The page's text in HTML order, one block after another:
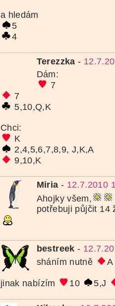
a hledám
5
4
Terezzka -
Dám:
7
7
5,10,Q,K
Chci:
K
2,4,5,6,7,8,9, J,K,A
9,10,K
Miria - 12.7.2010
Ahojky všem,
potřebuji půjčit 14
bestreek -
sháním nutně
A
jinak nabízím 10 5,J